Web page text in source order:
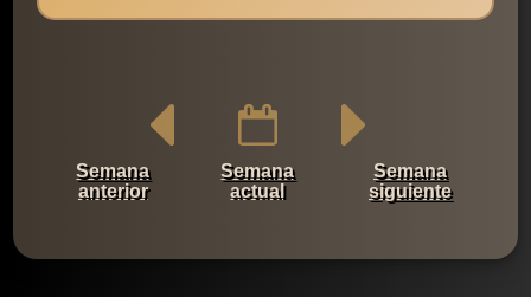
Semana
anterior
Semana
actual
Semana
siguiente